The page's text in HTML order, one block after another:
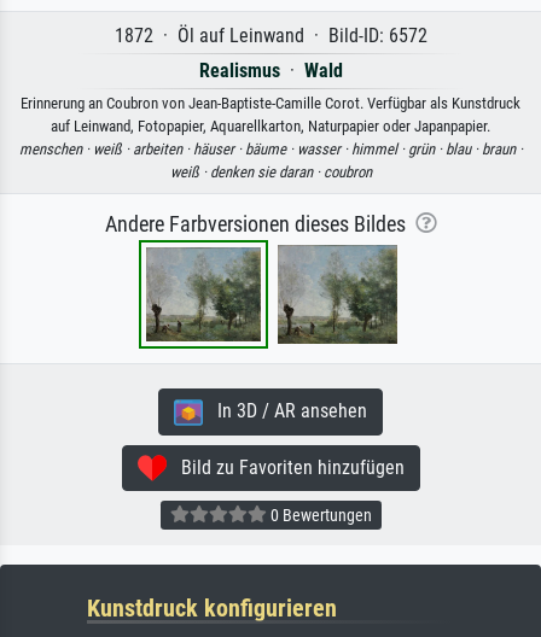
1872 · Öl auf Leinwand · Bild-ID: 6572
Realismus· Wald
Erinnerung an Coubron von Jean-Baptiste-Camille Corot. Verfügbar als Kunstdruck
auf Leinwand, Fotopapier, Aquarellkarton, Naturpapier oder Japanpapier.
menschen · weiß · arbeiten · häuser · bäume · wasser · himmel · grün · blau · braun ·
weiß · denken sie daran · coubron
Andere Farbversionen dieses Bildes
In 3D / AR ansehen
Bild zu Favoriten hinzufügen
0 Bewertungen
Kunstdruck konfigurieren